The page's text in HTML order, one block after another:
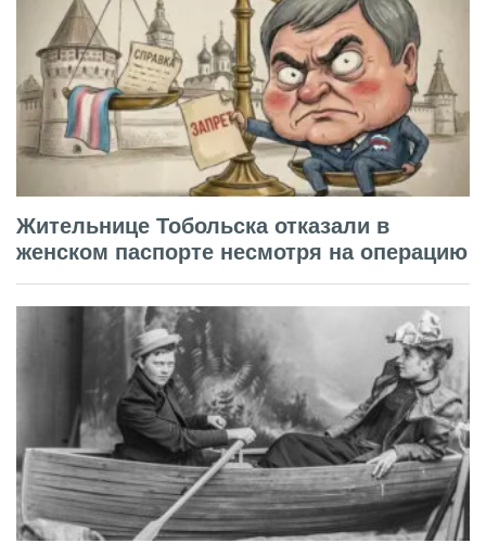
Жительнице Тобольска отказали в
женском паспорте несмотря на операцию